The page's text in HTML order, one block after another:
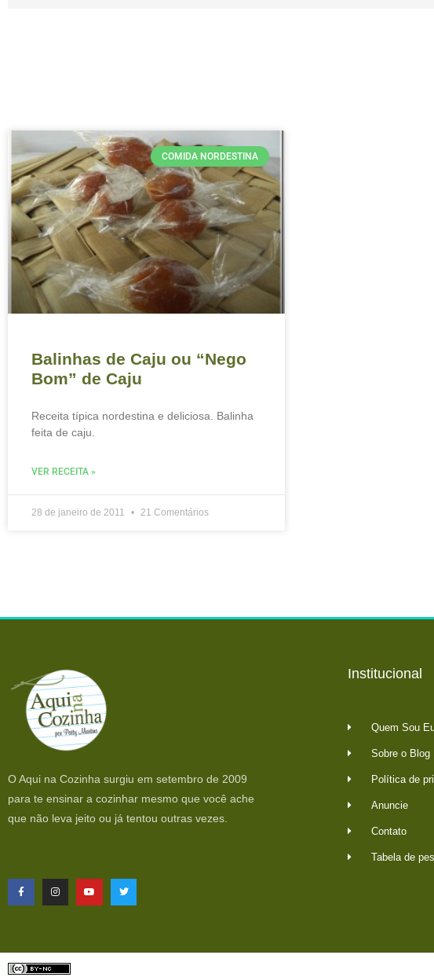
COMIDA NORDESTINA
Balinhas de Caju ou “Nego
Bom” de Caju
Receita típica nordestina e deliciosa. Balinha
feita de caju.
VER RECEITA »
28 de janeiro de 2011 21 Comentários
O Aqui na Cozinha surgiu em setembro de 2009
para te ensinar a cozinhar mesmo que você ache
que não leva jeito ou já tentou outras vezes.
Institucional
Quem Sou
Sobre o Blog
Política de
Anuncie
Contato
Tabela de